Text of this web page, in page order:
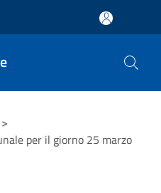
>
per il giorno 25 marzo